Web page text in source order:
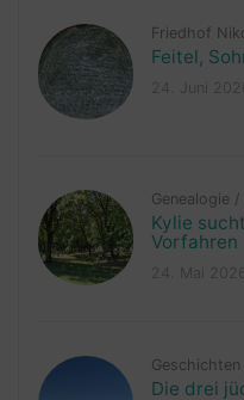
Friedhof
Feitel,
Genealogie /
Kylie
Vorfahren
Geschichten
Die drei